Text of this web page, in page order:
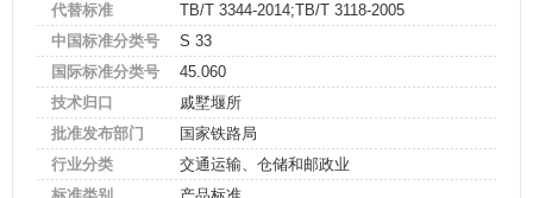
代替标准
TB/T 3344-2014;TB/T 3118-2005
中国标准分类号
S 33
国际标准分类号
45.060
技术归口
戚墅堰所
批准发布部门
国家铁路局
行业分类
交通运输、仓储和邮政业